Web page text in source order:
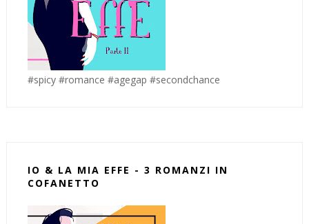
#spicy #romance #agegap #secondchance
IO & LA MIA EFFE - 3 ROMANZI IN
COFANETTO